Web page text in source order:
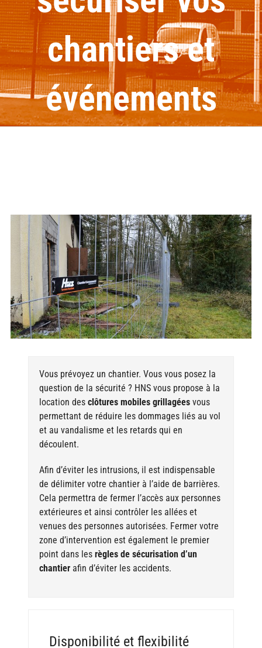
chantiers et
événements
l'image
agrandie
Vous prévoyez un chantier. Vous vous posez la
question de la sécurité ? HNS vous propose à la
location des clôtures mobiles grillagéesvous
permettant de réduire les dommages liés au vol
et au vandalisme et les retards qui en
découlent.
Afin d’éviter les intrusions, il est indispensable
de délimiter votre chantier à l’aide de barrières.
Cela permettra de fermer l’accès aux personnes
extérieures et ainsi contrôler les allées et
venues des personnes autorisées. Fermer votre
zone d’intervention est également le premier
point dans lesrègles de sécurisation d’un
chantierafin d’éviter les accidents.
Disponibilité et flexibilité